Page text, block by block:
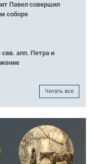
Павел совершил
соборе
свв. апп. Петра и
Читать все